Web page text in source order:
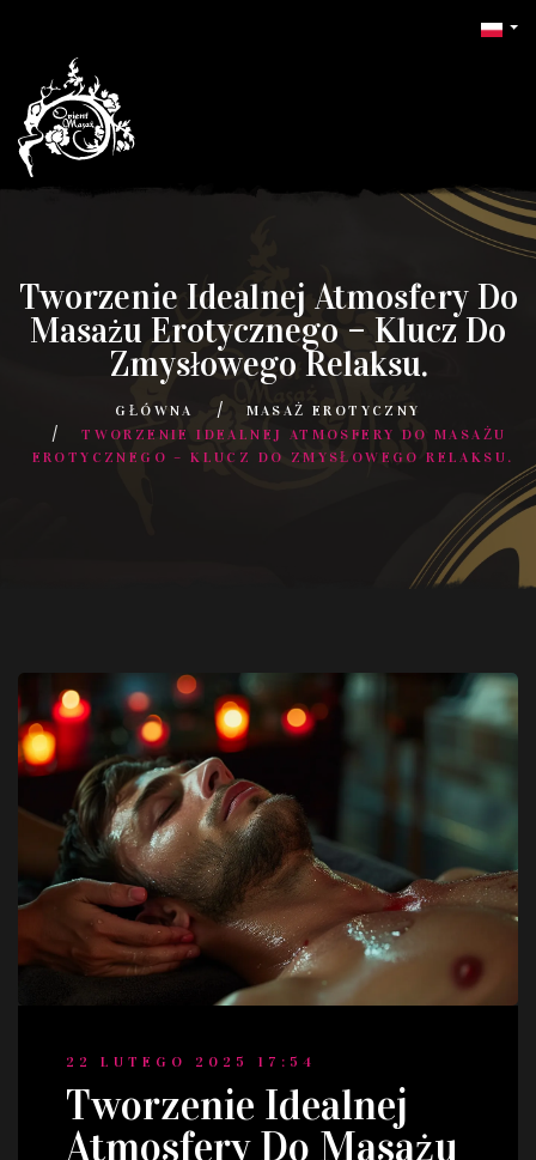
Tworzenie Idealnej Atmosfery Do
Masażu Erotycznego – Klucz Do
Zmysłowego Relaksu.
GŁÓWNA
MASAŻ EROTYCZNY
TWORZENIE IDEALNEJ ATMOSFERY DO MASAŻU
EROTYCZNEGO – KLUCZ DO ZMYSŁOWEGO RELAKSU.
22 LUTEGO 2025 17:54
Tworzenie Idealnej
Atmosfery Do Masażu